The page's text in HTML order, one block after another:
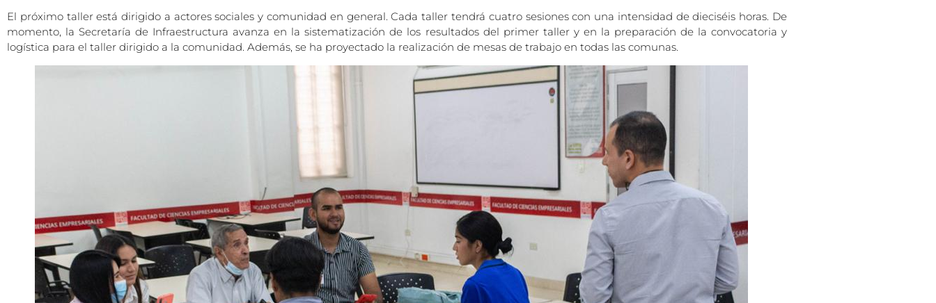
El próximo taller está dirigido a actores sociales y comunidad en general. Cada taller tendrá cuatro sesiones con una intensidad de dieciséis horas. De
momento, la Secretaría de Infraestructura avanza en la sistematización de los resultados del primer taller y en la preparación de la convocatoria y
logística para el taller dirigido a la comunidad. Además, se ha proyectado la realización de mesas de trabajo en todas las comunas.